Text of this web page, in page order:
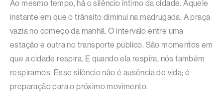
Ao mesmo tempo, há o silêncio íntimo da cidade. Aquele
instante em que o trânsito diminui na madrugada. A praça
vazia no começo da manhã. O intervalo entre uma
estação e outra no transporte público. São momentos em
que a cidade respira. E quando ela respira, nós também
respiramos. Esse silêncio não é ausência de vida; é
preparação para o próximo movimento.